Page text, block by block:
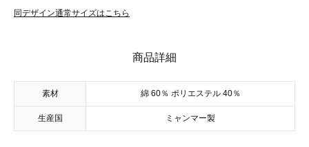
同デザイン通常サイズはこちら
商品詳細
素材 綿 60％ ポリエステル 40％
生産国 ミャンマー製